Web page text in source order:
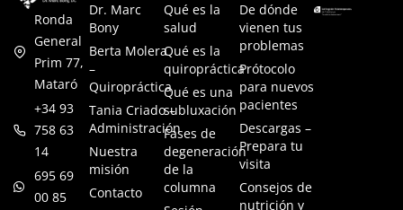
Ronda
General
Prim 77,
Mataró
+34 93
758 63
14
695 69
00 85
Dr. Marc
Bony
Berta Molera
–
Quiropráctica
Tania Criado –
Administración
Nuestra
misión
Contacto
Qué es la
salud
Qué es la
quiropráctica
Qué es una
subluxación
Fases de
degeneración
de la
columna
De dónde
vienen tus
problemas
Prótocolo
para nuevos
pacientes
Descargas –
Prepara tu
visita
Consejos de
nutrición y